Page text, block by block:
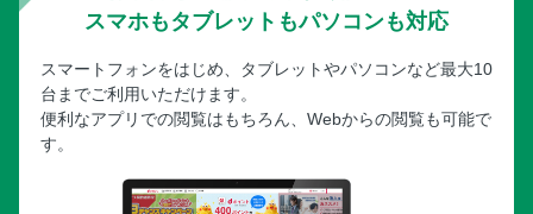
京都駅・伏見稲荷周辺／東福寺とあわせて行きたい周辺スポ
京都駅・伏見稲荷周辺／東寺
京都駅・伏見稲荷周辺／西本願寺
京都駅・伏見稲荷周辺／東寺・西本願寺とあわせて行きたい
京都駅・伏見稲荷周辺／まだあるおすすめスポット！
スマホもタブレットもパソコンも対応
スマートフォンをはじめ、タブレットやパソコンなど最大10
台までご利用いただけます。
便利なアプリでの閲覧はもちろん、Webからの閲覧も可能で
す。